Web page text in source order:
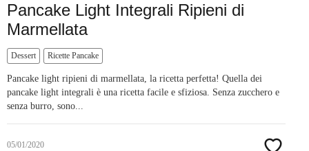
Pancake Light Integrali Ripieni di
Marmellata
Dessert Ricette Pancake
Pancake light ripieni di marmellata, la ricetta perfetta! Quella dei
pancake light integrali è una ricetta facile e sfiziosa. Senza zucchero e
senza burro, sono...
05/01/2020